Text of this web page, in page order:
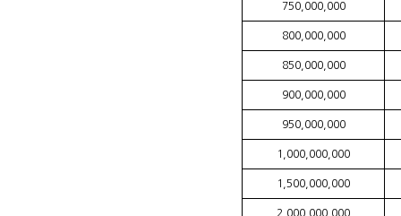
750,000,000
800,000,000
850,000,000
900,000,000
950,000,000
1,000,000,000
1,500,000,000
2,000,000,000